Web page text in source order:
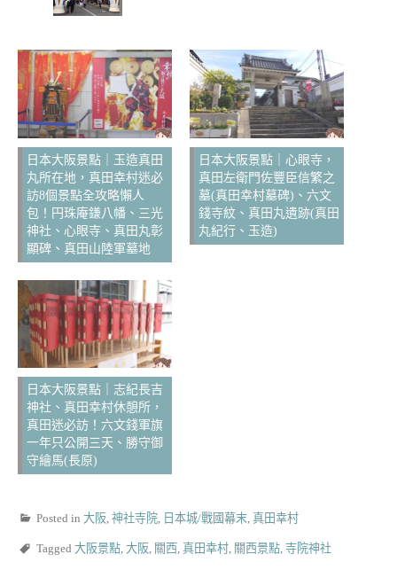
日本大阪景點｜玉造真田
丸所在地，真田幸村迷必
訪8個景點全攻略懶人
包！円珠庵鎌八幡、三光
神社、心眼寺、真田丸彰
顯碑、真田山陸軍墓地
日本大阪景點｜心眼寺，
真田左衛門佐豐臣信繁之
墓(真田幸村墓碑)、六文
錢寺紋、真田丸遺跡(真田
丸紀行、玉造)
日本大阪景點｜志紀長吉
神社、真田幸村休憩所，
真田迷必訪！六文錢軍旗
一年只公開三天、勝守御
守繪馬(長原)
Posted in 大阪, 神社寺院, 日本城/戰國幕末, 真田幸村
Tagged 大阪景點, 大阪, 關西, 真田幸村, 關西景點, 寺院神社